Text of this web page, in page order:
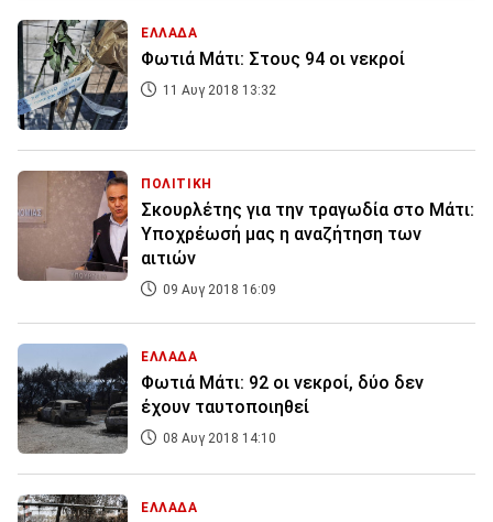
ΕΛΛΑΔΑ
Φωτιά Μάτι: Στους 94 οι νεκροί
11 Αυγ 2018 13:32
ΠΟΛΙΤΙΚΗ
Σκουρλέτης για την τραγωδία στο Μάτι:
Υποχρέωσή μας η αναζήτηση των
αιτιών
09 Αυγ 2018 16:09
ΕΛΛΑΔΑ
Φωτιά Μάτι: 92 οι νεκροί, δύο δεν
έχουν ταυτοποιηθεί
08 Αυγ 2018 14:10
ΕΛΛΑΔΑ